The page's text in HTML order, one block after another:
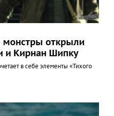
открыли
и Кирнан Шипку
в себе элементы «Тихого